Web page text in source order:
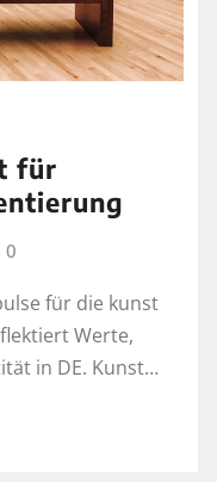
für
0
für die kunst
Werte,
in DE. Kunst…